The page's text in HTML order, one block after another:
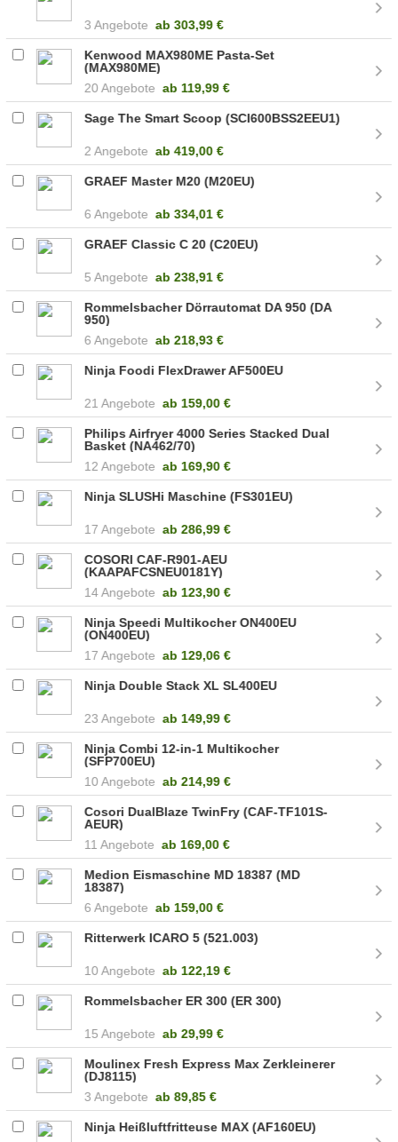
3 Angebote ab 303,99 €
Kenwood MAX980ME Pasta-Set
(MAX980ME)
20 Angebote ab 119,99 €
Sage The Smart Scoop (SCI600BSS2EEU1)
2 Angebote ab419,00 €
GRAEF Master M20 (M20EU)
6 Angebote ab 334,01 €
GRAEF Classic C 20 (C20EU)
5 Angebote ab 238,91 €
Rommelsbacher Dörrautomat DA 950 (DA
950)
6 Angebote ab 218,93 €
Ninja Foodi FlexDrawer AF500EU
21 Angebote ab 159,00 €
Philips Airfryer 4000 Series Stacked Dual
Basket (NA462/70)
12 Angebote ab 169,90 €
Ninja SLUSHi Maschine (FS301EU)
17 Angebote ab 286,99 €
COSORI CAF-R901-AEU
(KAAPAFCSNEU0181Y)
14 Angebote ab 123,90 €
Ninja Speedi Multikocher ON400EU
(ON400EU)
17 Angebote ab 129,06 €
Ninja Double Stack XL SL400EU
23 Angebote ab 149,99 €
Ninja Combi 12-in-1 Multikocher
(SFP700EU)
10 Angebote ab 214,99 €
Cosori DualBlaze TwinFry (CAF-TF101S-
AEUR)
11 Angebote ab 169,00 €
Medion Eismaschine MD 18387 (MD
18387)
6 Angebote ab 159,00 €
Ritterwerk ICARO 5 (521.003)
10 Angebote ab 122,19 €
Rommelsbacher ER 300 (ER 300)
15 Angebote ab 29,99 €
Moulinex Fresh Express Max Zerkleinerer
(DJ8115)
3 Angebote ab 89,85 €
Ninja Heißluftfritteuse MAX (AF160EU)